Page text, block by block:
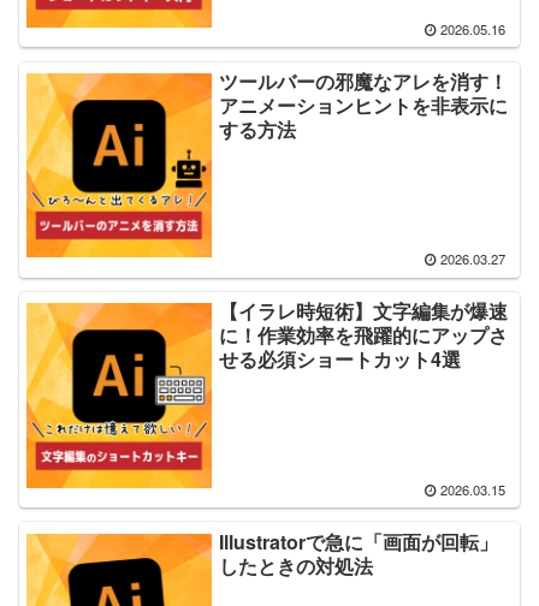
2026.05.16
ツールバーの邪魔なアレを消す！
アニメーションヒントを非表示に
する方法
2026.03.27
【イラレ時短術】文字編集が爆速
に！作業効率を飛躍的にアップさ
せる必須ショートカット4選
2026.03.15
Illustratorで急に「画面が回転」
したときの対処法